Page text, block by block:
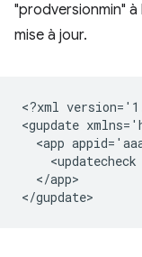
"prodversionmin" à
mise à jour.
<?xml
<gupdate
<app
<updatecheck
</app>